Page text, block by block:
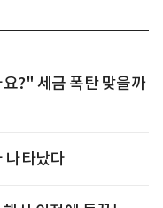
?" 세금 폭탄 맞을까
나타났다